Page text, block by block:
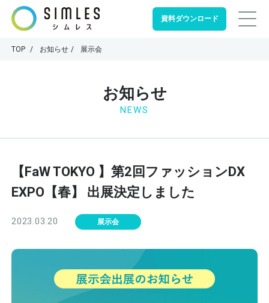
資料ダウンロード
TOP お知らせ 展示会
お知らせ
NEWS
【FaW TOKYO 】第2回ファッションDX
EXPO【春】 出展決定しました
2023.03.20 展示会